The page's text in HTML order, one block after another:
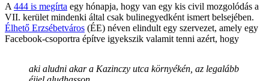
A 444 is megírta egy hónapja, hogy van egy kis civil mozgolódás a
VII. kerület mindenki által csak bulinegyedként ismert belsejében.
Élhető Erzsébetváros (ÉE) néven elindult egy szervezet, amely egy
Facebook-csoportra építve igyekszik valamit tenni azért, hogy
aki aludni akar a Kazinczy utca környékén, az legalább